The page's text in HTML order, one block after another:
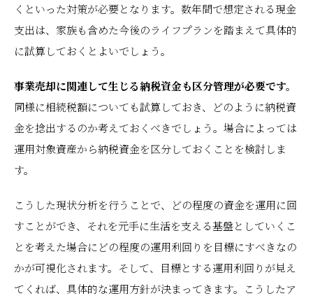
くといった対策が必要となります。数年間で想定される現金
支出は、家族も含めた今後のライフプランを踏まえて具体的
に試算しておくとよいでしょう。
事業売却に関連して生じる納税資金も区分管理が必要です。
同様に相続税額についても試算しておき、どのように納税資
金を捻出するのか考えておくべきでしょう。場合によっては
運用対象資産から納税資金を区分しておくことを検討しま
す。
こうした現状分析を行うことで、どの程度の資金を運用に回
すことができ、それを元手に生活を支える基盤としていくこ
とを考えた場合にどの程度の運用利回りを目標にすべきなの
かが可視化されます。そして、目標とする運用利回りが見え
てくれば、具体的な運用方針が決まってきます。こうしたア